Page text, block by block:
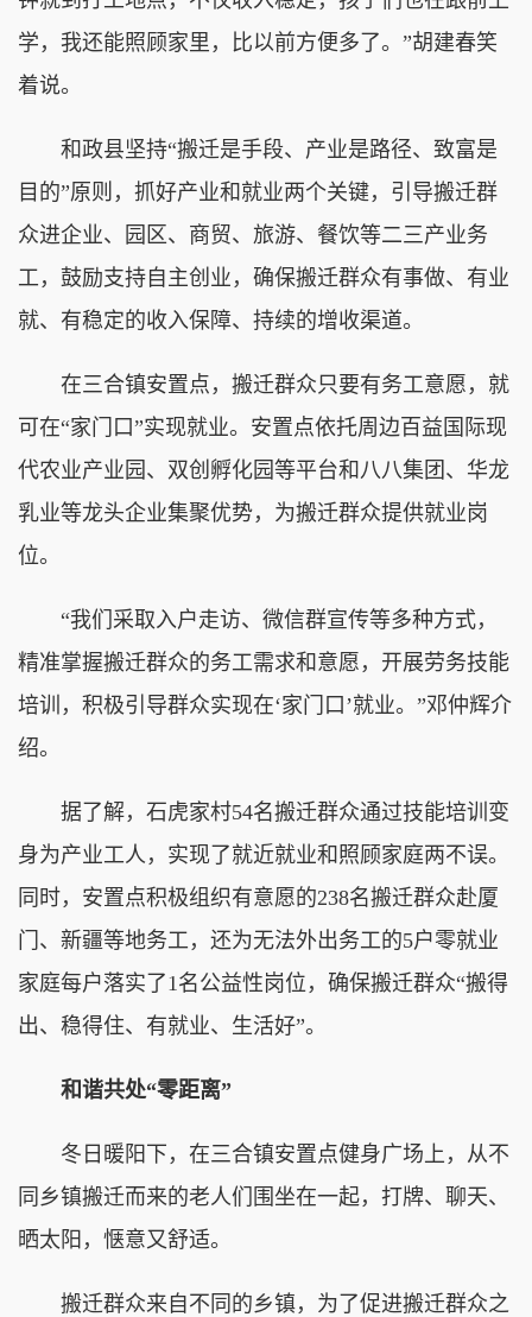
学，我还能照顾家里，比以前方便多了。”胡建春笑
着说。
和政县坚持“搬迁是手段、产业是路径、致富是
目的”原则，抓好产业和就业两个关键，引导搬迁群
众进企业、园区、商贸、旅游、餐饮等二三产业务
工，鼓励支持自主创业，确保搬迁群众有事做、有业
就、有稳定的收入保障、持续的增收渠道。
在三合镇安置点，搬迁群众只要有务工意愿，就
可在“家门口”实现就业。安置点依托周边百益国际现
代农业产业园、双创孵化园等平台和八八集团、华龙
乳业等龙头企业集聚优势，为搬迁群众提供就业岗
位。
“我们采取入户走访、微信群宣传等多种方式，
精准掌握搬迁群众的务工需求和意愿，开展劳务技能
培训，积极引导群众实现在‘家门口’就业。”邓仲辉介
绍。
据了解，石虎家村54名搬迁群众通过技能培训变
身为产业工人，实现了就近就业和照顾家庭两不误。
同时，安置点积极组织有意愿的238名搬迁群众赴厦
门、新疆等地务工，还为无法外出务工的5户零就业
家庭每户落实了1名公益性岗位，确保搬迁群众“搬得
出、稳得住、有就业、生活好”。
和谐共处“零距离”
冬日暖阳下，在三合镇安置点健身广场上，从不
同乡镇搬迁而来的老人们围坐在一起，打牌、聊天、
晒太阳，惬意又舒适。
搬迁群众来自不同的乡镇，为了促进搬迁群众之